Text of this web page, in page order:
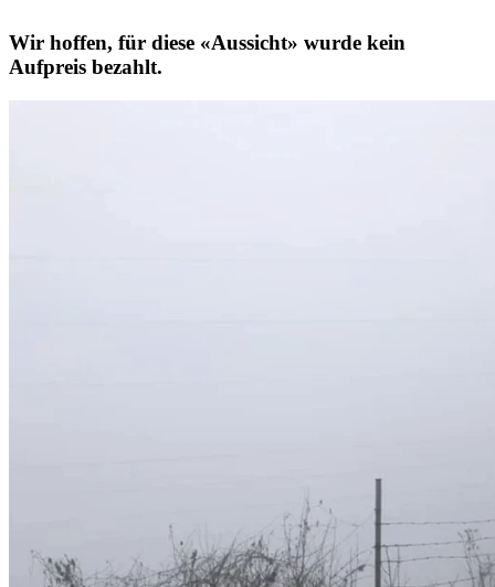
Wir hoffen, für diese «Aussicht» wurde kein
Aufpreis bezahlt.